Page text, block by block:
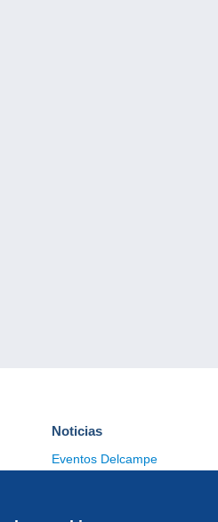
Noticias
Eventos Delcampe